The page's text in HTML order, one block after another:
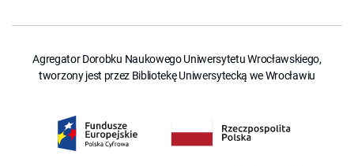
Agregator Dorobku Naukowego Uniwersytetu Wrocławskiego,
tworzony jest przez Bibliotekę Uniwersytecką we Wrocławiu